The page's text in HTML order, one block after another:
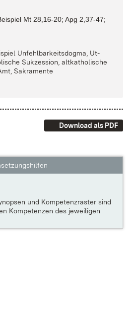
Mt 28,16-20; Apg 2,37-47;
Un­fehl­bar­keits­dog­ma, Ut­
Suk­zes­si­on, alt­ka­tho­li­sche
Sa­kra­men­te
Download als PDF
und Kompetenzraster sind
Kompetenzen des jeweiligen